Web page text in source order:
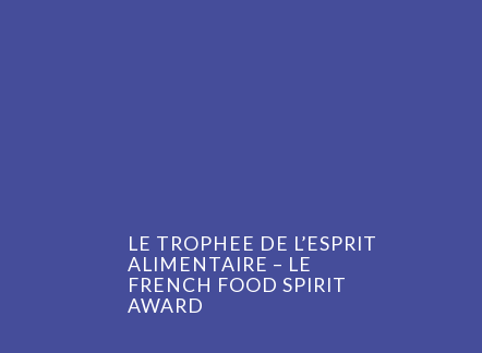
LE TROPHEE DE L’ESPRIT
ALIMENTAIRE – LE
FRENCH FOOD SPIRIT
AWARD